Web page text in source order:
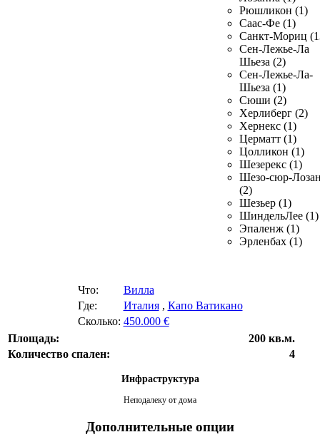
Рюшликон (1)
Саас-Фе (1)
Санкт-Мориц
Сен-Лежье-Ла
Шьеза (2)
Сен-Лежье-Ла-
Шьеза (1)
Сюши (2)
Херлиберг (2)
Хернекс (1)
Церматт (1)
Цолликон (1)
Шезерекс (1)
Шезо-сюр-
(2)
Шезьер (1)
ШиндельЛее (1)
Эпаленж (1)
Эрленбах (1)
Что:
Вилла
Где:
Италия, Капо Ватикано
Сколько: 450.000 €
Площадь:
200 кв.м.
Количество спален:
4
Инфраструктура
Неподалеку от дома
Дополнительные опции